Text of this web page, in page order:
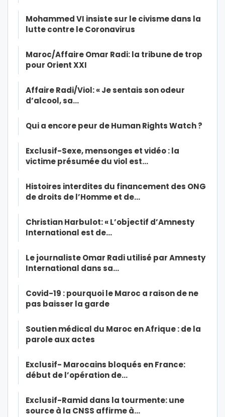
Mohammed VI insiste sur le civisme dans la
lutte contre le Coronavirus
Maroc/Affaire Omar Radi: la tribune de trop
pour Orient XXI
Affaire Radi/Viol: « Je sentais son odeur
d’alcool, sa…
Qui a encore peur de Human Rights Watch ?
Exclusif-Sexe, mensonges et vidéo : la
victime présumée du viol est…
Histoires interdites du financement des ONG
de droits de l’Homme et de…
Christian Harbulot: « L’objectif d’Amnesty
International est de…
Le journaliste Omar Radi utilisé par Amnesty
International dans sa…
Covid-19 : pourquoi le Maroc a raison de ne
pas baisser la garde
Soutien médical du Maroc en Afrique : de la
parole aux actes
Exclusif- Marocains bloqués en France:
début de l’opération de…
Exclusif-Ramid dans la tourmente: une
source à la CNSS affirme à…